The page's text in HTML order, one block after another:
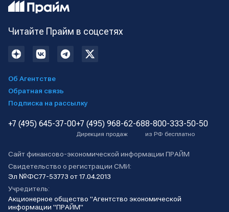
Читайте Прайм в соцсетях
Об Агентстве
Обратная связь
Подписка на рассылку
+7 (495) 645-37-00+7 (495) 968-62-68
Дирекция продаж
8-800-333-50-50
из РФ бесплатно
Сайт финансово-экономической информации ПРАЙМ
Свидетельство о регистрации СМИ:
Эл №ФС77-53773 от 17.04.2013
Учредитель:
Акционерное общество "Агентство экономической
информации "ПРАЙМ"